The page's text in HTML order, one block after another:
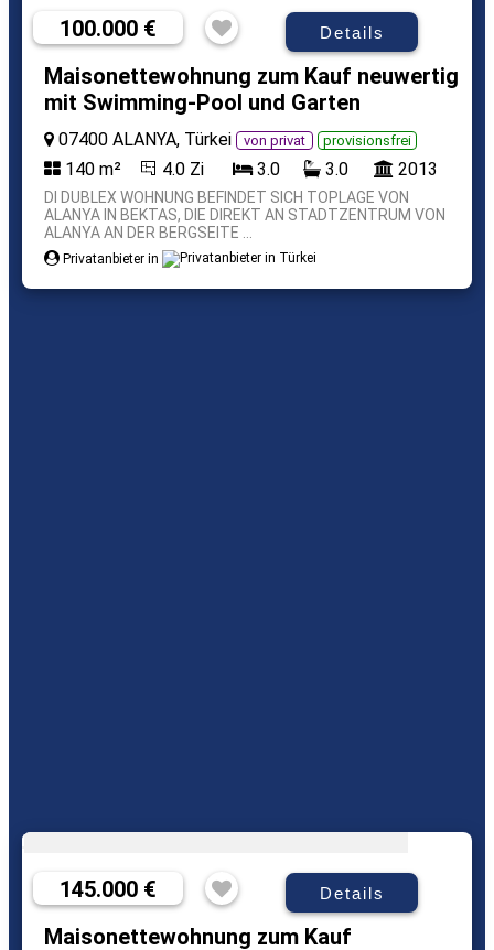
100.000 € Details
Maisonettewohnung zum Kauf neuwertig
mit Swimming-Pool und Garten
07400 ALANYA, Türkei von privat provisionsfrei
140 m² 4.0 Zi 3.0 3.0 2013
DI DUBLEX WOHNUNG BEFINDET SICH TOPLAGE VON
ALANYA IN BEKTAS, DIE DIREKT AN STADTZENTRUM VON
ALANYA AN DER BERGSEITE ...
Privatanbieter in
145.000 € Details
Maisonettewohnung zum Kauf